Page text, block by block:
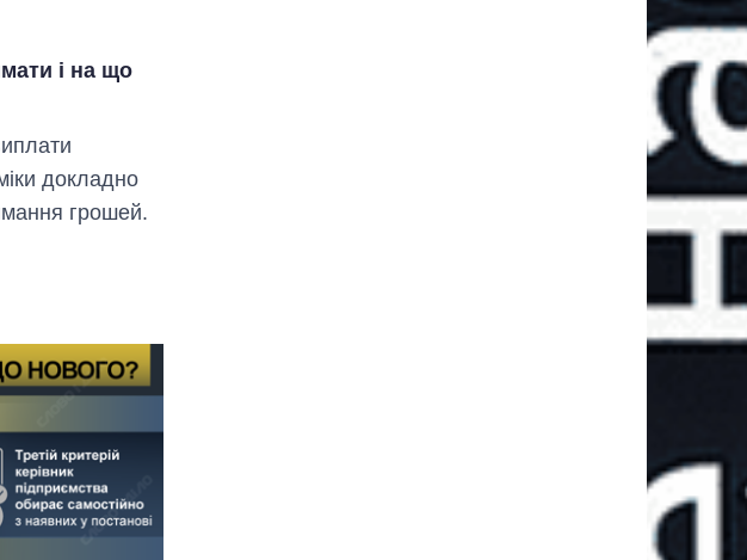
і на що
докладно
грошей.